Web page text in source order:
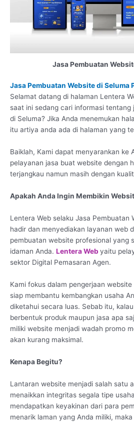
Jasa Pembuatan
Jasa Pembuatan Website di Seluma
Selamat datang di halaman Lentera
saat ini sedang cari informasi
di Seluma? Jika Anda menemukan
itu artiya anda ada di halaman yang
Baiklah, Kami dapat menyarankan ke
pelayanan jasa buat website dengan
terjangkau namun masih dengan
Apakah Anda Ingin Membikin
Lentera Web selaku Jasa Pembuatan
hadir dan menyediakan layanan web
pembuatan website profesional yang
idaman Anda. Lentera Web yaitu
sektor Digital Pemasaran Agen.
Kami fokus dalam pengerjaan
siap membantu kembangkan usaha
diketahui secara luas. Sebab itu,
berbentuk produk maupun jasa apa
miliki website menjadi wadah promo
akan kurang maksimal.
Kenapa Begitu?
Lantaran website menjadi salah satu
menaikkan integritas segala tipe
mendapatkan keyakinan dari para
menarik laman yang Anda miliki,